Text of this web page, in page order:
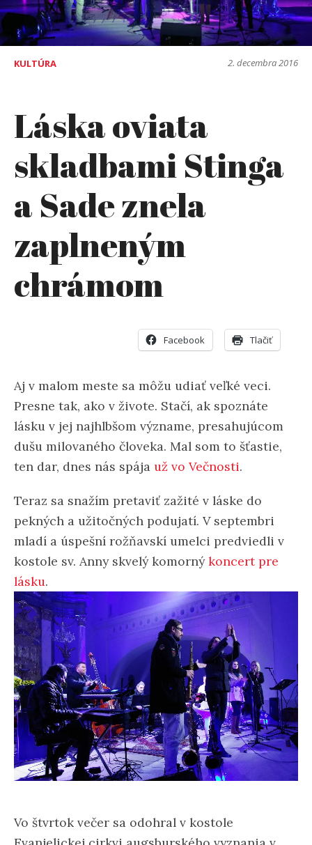
KULTÚRA 2. decembra 2016
Láska oviata
skladbami Stinga
a Sade znela
zaplneným
chrámom
Facebook Tlačiť
Aj v malom meste sa môžu udiať veľké veci.
Presne tak, ako v živote. Stačí, ak spoznáte
lásku v jej najhlbšom význame, presahujúcom
dušu milovaného človeka. Mal som to šťastie,
ten dar, dnes nás spája už vo Večnosti.
Teraz sa snažím pretaviť zažité v láske do
pekných a užitočných podujatí. V septembri
mladí a úspešní rožňavskí umelci predviedli v
kostole sv. Anny skvelý komornýkoncert pre
lásku.
Vo štvrtok večer sa odohral v kostole